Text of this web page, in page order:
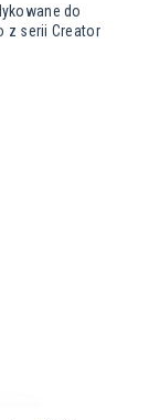
do
z serii Creator